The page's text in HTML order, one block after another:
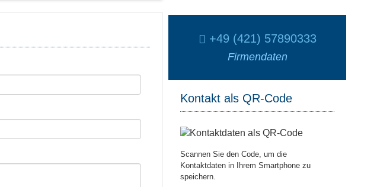
+49 (421) 57890333
Firmendaten
Kontakt als QR-Code
Scannen Sie den Code, um die
Kontaktdaten in Ihrem Smartphone zu
speichern.